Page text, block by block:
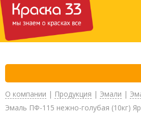
О компании | Продукция | Эмали |
Эмаль ПФ-115 нежно-голубая (10кг)